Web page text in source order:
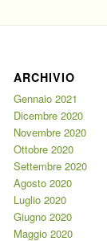
ARCHIVIO
Gennaio 2021
Dicembre 2020
Novembre 2020
Ottobre 2020
Settembre 2020
Agosto 2020
Luglio 2020
Giugno 2020
Maggio 2020